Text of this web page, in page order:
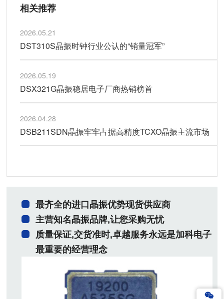
相关推荐
2026.05.21
DST310S晶振时钟行业公认的“销量冠军”
2026.05.19
DSX321G晶振稳居电子厂商热销榜首
2026.04.28
DSB211SDN晶振牢牢占据高精度TCXO晶振主流市场
最齐全的进口晶振优势现货供应商
主营知名晶振品牌,让您采购无忧
质量保证,交货准时,卓越服务永远是加科电子
最重要的经营理念